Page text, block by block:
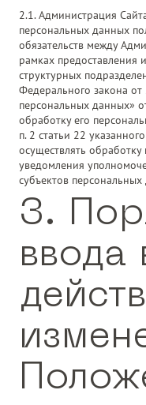
2.1. Администрация
персональных данных
обязательств между
рамках предоставления
структурных
Федерального закона
персональных данных»
обработку его
п. 2 статьи 22
осуществлять
уведомления
субъектов
3.
ввода